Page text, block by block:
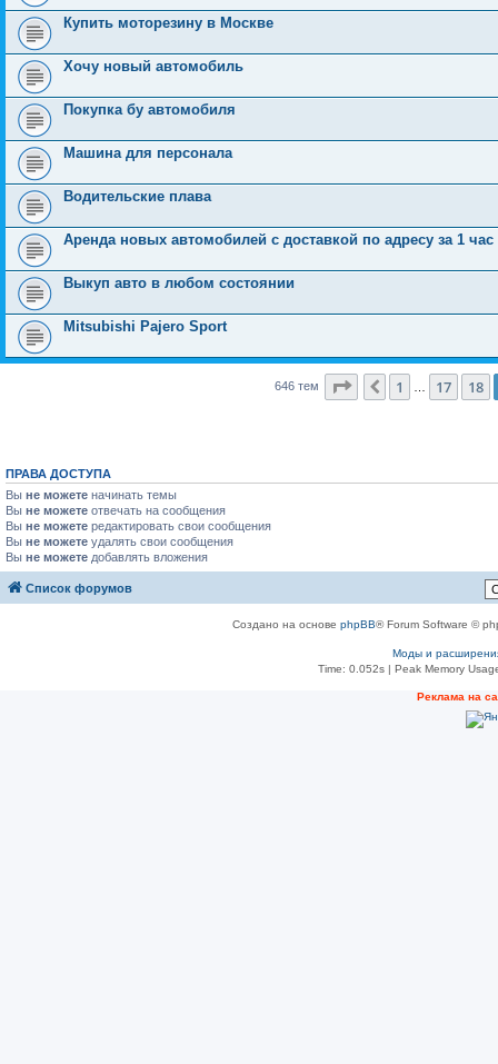
Купить моторезину в Москве
Хочу новый автомобиль
Покупка бу автомобиля
Машина для персонала
Водительские плава
Аренда новых автомобилей с доставкой по адресу за 1 час
Выкуп авто в любом состоянии
Mitsubishi Pajero Sport
646 тем Страница 19из 26
Пред.
1 17 18
ПРАВА ДОСТУПА
Вы не можете начинать темы
Вы не можете отвечать на сообщения
Вы не можете редактировать свои сообщения
Вы не можете удалять свои сообщения
Вы не можете добавлять вложения
Список форумов
Создано на основе phpBB® Forum Software ©
Моды и
Time: 0.052s| Peak Memory
Реклама на